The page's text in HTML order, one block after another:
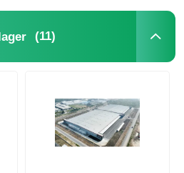
(11)